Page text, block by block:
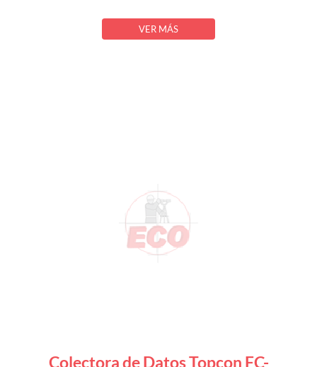
VER MÁS
Colectora de Datos Topcon FC-